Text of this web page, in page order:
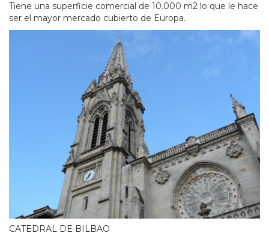
Tiene una superficie comercial de 10.000 m2 lo que le hace
ser el mayor mercado cubierto de Europa.
CATEDRAL DE BILBAO